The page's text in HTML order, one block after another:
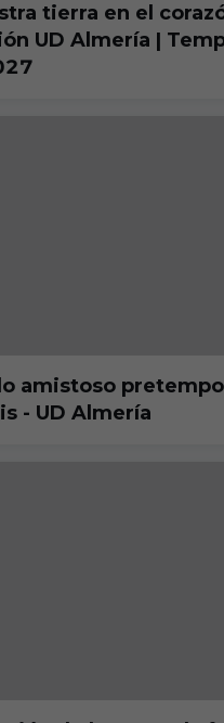
tierra en el
UD Almería |
- UD Almería